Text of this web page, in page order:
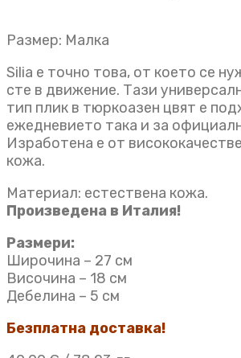
Размер: Малка
Silia е точно това, от което се
сте в движение. Тази
тип плик в тюркоазен цвят е
ежедневието така и за
Изработена е от
кожа.
Материал: естествена кожа.
Произведена в Италия!
Размери:
Широчина – 27 см
Височина – 18 см
Дебелина – 5 см
Безплатна доставка!